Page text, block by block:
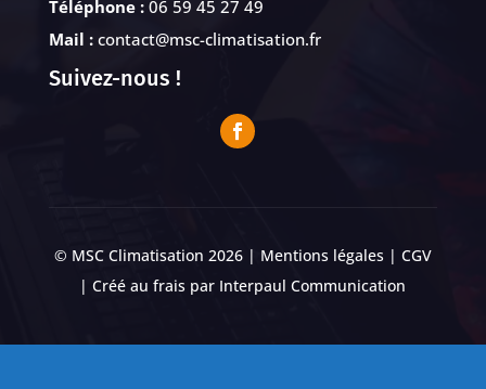
Téléphone : 06 59 45 27 49
Mail :contact@msc-climatisation.fr
Suivez-nous !
© MSC Climatisation 2026 | Mentions légales| CGV
| Créé au frais par Interpaul Communication